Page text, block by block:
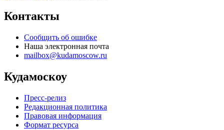
Контакты
Сообщить об ошибке
Наша электронная почта
mailbox@kudamoscow.ru
Кудамоскоу
Пресс-релиз
Редакционная политика
Правовая информация
Формат ресурса